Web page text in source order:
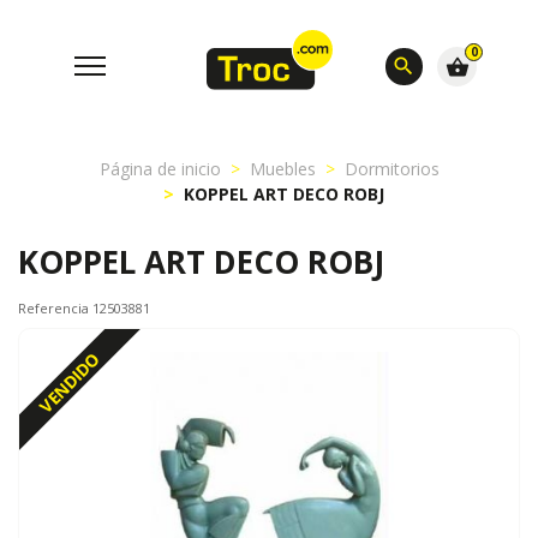
search
0
shopping_basket
Página de inicio Muebles
Dormitorios
KOPPEL ART DECO ROBJ
KOPPEL ART DECO ROBJ
Referencia 12503881
VENDIDO